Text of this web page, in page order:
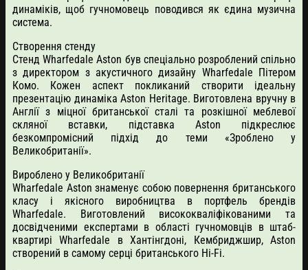
динаміків, щоб гучномовець поводився як єдина музична
система.
Створення стенду
Стенд Wharfedale Aston був спеціально розроблений спільно
з директором з акустичного дизайну Wharfedale Пітером
Комо. Кожен аспект покликаний створити ідеальну
презентацію динаміка Aston Heritage. Виготовлена вручну в
Англії з міцної британської сталі та розкішної меблевої
скляної вставки, підставка Aston підкреслює
безкомпромісний підхід до теми «Зроблено у
Великобританії».
Вироблено у Великобританії
Wharfedale Aston знаменує собою повернення британського
класу і якісного виробництва в портфель брендів
Wharfedale. Виготовлений висококваліфікованими та
досвідченими експертами в області гучномовців в штаб-
квартирі Wharfedale в Хантінгдоні, Кембриджшир, Aston
створений в самому серці британського Hi-Fi.